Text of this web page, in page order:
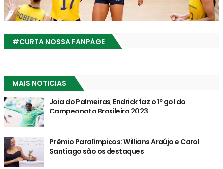
#CURTA NOSSA FANPÁGE
MAIS NOTICIAS
Joia do Palmeiras, Endrick faz o 1º gol do
Campeonato Brasileiro 2023
Prêmio Paralímpicos: Willians Araújo e Carol
Santiago são os destaques